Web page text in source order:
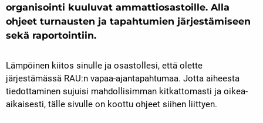
organisointi kuuluvat ammattiosastoille. Alla
ohjeet turnausten ja tapahtumien järjestämiseen
sekä raportointiin.
Lämpöinen kiitos sinulle ja osastollesi, että olette
järjestämässä RAU:n vapaa-ajantapahtumaa. Jotta aiheesta
tiedottaminen sujuisi mahdollisimman kitkattomasti ja oikea-
aikaisesti, tälle sivulle on koottu ohjeet siihen liittyen.